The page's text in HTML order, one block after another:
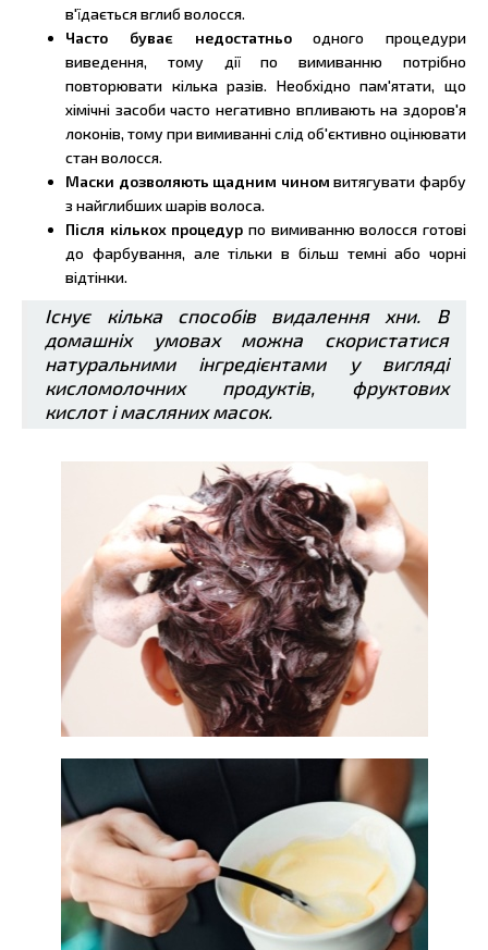
в'їдається вглиб волосся.
Часто буває недостатньоодного процедури
виведення, тому дії по вимиванню потрібно
повторювати кілька разів. Необхідно пам'ятати, що
хімічні засоби часто негативно впливають на здоров'я
локонів, тому при вимиванні слід об'єктивно оцінювати
стан волосся.
Маски дозволяють щадним чиномвитягувати фарбу
з найглибших шарів волоса.
Після кількох процедур по вимиванню волосся готові
до фарбування, але тільки в більш темні або чорні
відтінки.
Існує кілька способів видалення хни. В
домашніх умовах можна скористатися
натуральними інгредієнтами у вигляді
кисломолочних продуктів, фруктових
кислот і масляних масок.